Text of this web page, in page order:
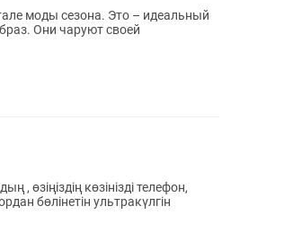
моды сезона. Это – идеальный
Они чаруют своей